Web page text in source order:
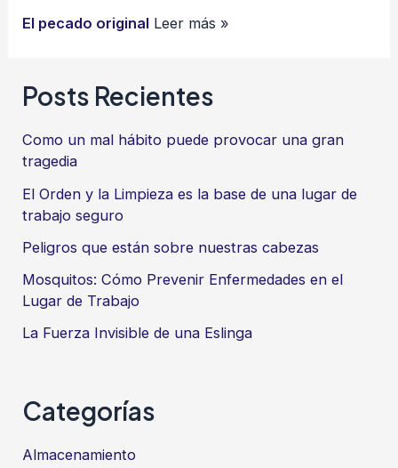
El pecado original Leer más »
Posts Recientes
Como un mal hábito puede provocar una gran
tragedia
El Orden y la Limpieza es la base de una lugar de
trabajo seguro
Peligros que están sobre nuestras cabezas
Mosquitos: Cómo Prevenir Enfermedades en el
Lugar de Trabajo
La Fuerza Invisible de una Eslinga
Categorías
Almacenamiento